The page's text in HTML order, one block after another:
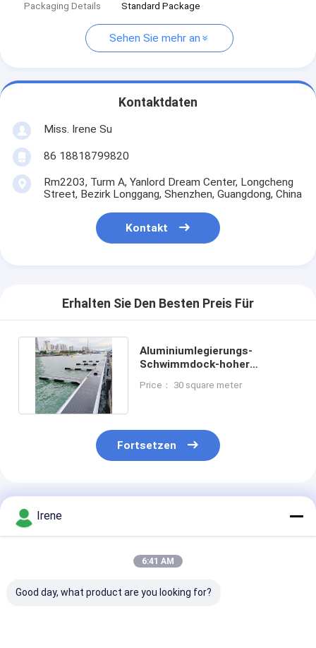
Packaging Details
Standard Package
Sehen Sie mehr an
Kontaktdaten
Miss. Irene Su
86 18818799820
Rm2203, Turm A, Yanlord Dream Center, Longcheng
Street, Bezirk Longgang, Shenzhen, Guangdong, China
Kontakt
Erhalten Sie Den Besten Preis Für
Aluminiumlegierungs-
Schwimmdock-hoher
Größe
Price： 30 square meter
Fortsetzen
Empfohlene Produkte
Irene
6:41 AM
Good day, what product are you looking for?